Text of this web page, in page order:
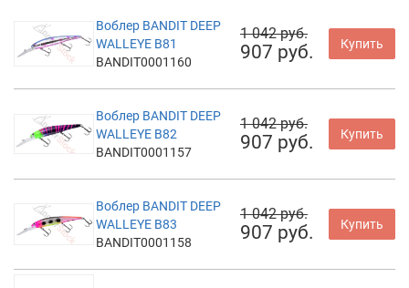
Воблер BANDIT DEEP
WALLEYE B81
BANDIT0001160
1 042 руб.
907 руб. Купить
Воблер BANDIT DEEP
WALLEYE B82
BANDIT0001157
1 042 руб.
907 руб. Купить
Воблер BANDIT DEEP
WALLEYE B83
BANDIT0001158
1 042 руб.
907 руб. Купить